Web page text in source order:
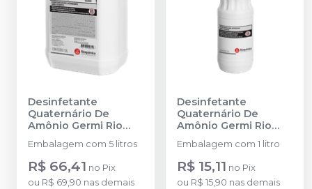
Desinfetante
Quaternário De
Amônio Germi Rio
Pronto Uso 5L
RIOQUÍMICA
Embalagem com 5 litros
R$ 66,41 no Pix
ou R$ 69,90 nas demais
Desinfetante
Quaternário De
Amônio Germi Rio
Pronto Uso 1L
RIOQUÍMICA
Embalagem com 1 litro
R$ 15,11 no Pix
ou R$ 15,90 nas demais